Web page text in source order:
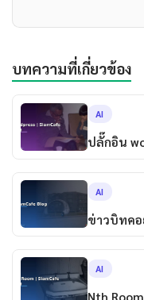
บทความที่เกี่ยวข้อง
AI
ปลั๊กอิน
AI
ข่าวบิทค
AI
Nth